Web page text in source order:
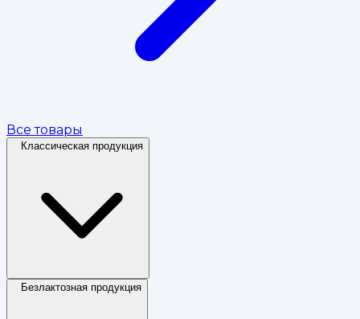
Все товары
Классическая продукция
Безлактозная продукция